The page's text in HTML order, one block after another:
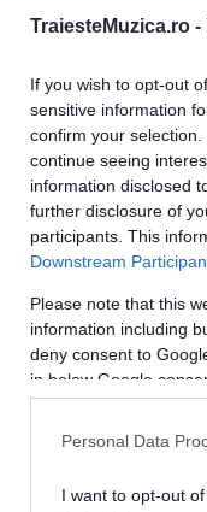
TraiesteMuzica.ro -
If you wish to opt-out
sensitive information
confirm your
continue seeing
information disclosed
further disclosure of
participants. This
Downstream
Please note that this
information including
deny consent to
in below Google
Personal Data
I want to opt-out
dat